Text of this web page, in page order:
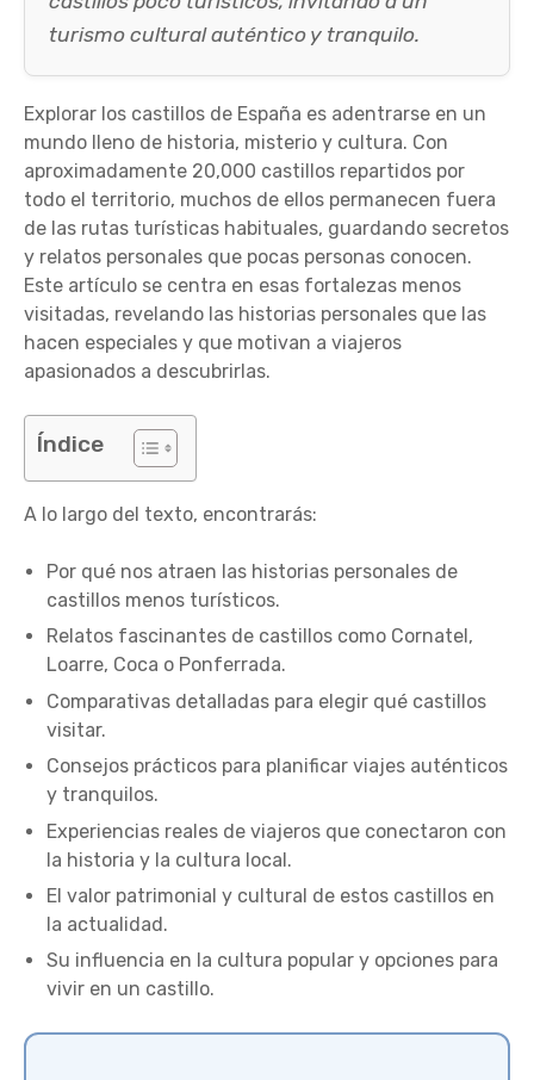
turismo cultural auténtico y tranquilo.
Explorar los castillos de España es adentrarse en un
mundo lleno de historia, misterio y cultura. Con
aproximadamente 20,000 castillos repartidos por
todo el territorio, muchos de ellos permanecen fuera
de las rutas turísticas habituales, guardando secretos
y relatos personales que pocas personas conocen.
Este artículo se centra en esas fortalezas menos
visitadas, revelando las historias personales que las
hacen especiales y que motivan a viajeros
apasionados a descubrirlas.
Índice
A lo largo del texto, encontrarás:
Por qué nos atraen las historias personales de
castillos menos turísticos.
Relatos fascinantes de castillos como Cornatel,
Loarre, Coca o Ponferrada.
Comparativas detalladas para elegir qué castillos
visitar.
Consejos prácticos para planificar viajes auténticos
y tranquilos.
Experiencias reales de viajeros que conectaron con
la historia y la cultura local.
El valor patrimonial y cultural de estos castillos en
la actualidad.
Su influencia en la cultura popular y opciones para
vivir en un castillo.